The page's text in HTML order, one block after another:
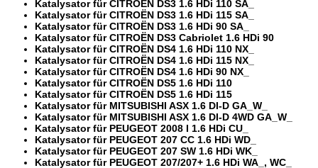
Katalysator für CITROËN DS3 1.6 HDi 110 SA_
Katalysator für CITROËN DS3 1.6 HDi 115 SA_
Katalysator für CITROËN DS3 1.6 HDi 90 SA_
Katalysator für CITROËN DS3 Cabriolet 1.6 HDi 90
Katalysator für CITROËN DS4 1.6 HDi 110 NX_
Katalysator für CITROËN DS4 1.6 HDi 115 NX_
Katalysator für CITROËN DS4 1.6 HDi 90 NX_
Katalysator für CITROËN DS5 1.6 HDi 110
Katalysator für CITROËN DS5 1.6 HDi 115
Katalysator für MITSUBISHI ASX 1.6 DI-D GA_W_
Katalysator für MITSUBISHI ASX 1.6 DI-D 4WD GA_W_
Katalysator für PEUGEOT 2008 I 1.6 HDi CU_
Katalysator für PEUGEOT 207 CC 1.6 HDi WD_
Katalysator für PEUGEOT 207 SW 1.6 HDi WK_
Katalysator für PEUGEOT 207/207+ 1.6 HDi WA_, WC_